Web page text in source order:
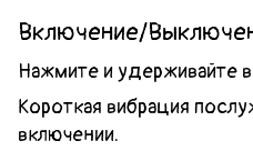
Включение/
Нажмите и удерживайте
Короткая вибрация
включении.